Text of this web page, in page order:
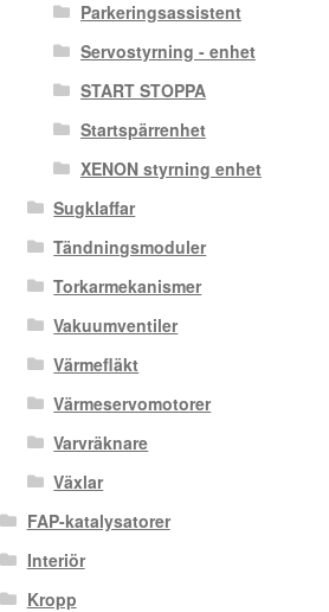
Parkeringsassistent
Servostyrning - enhet
START STOPPA
Startspärrenhet
XENON styrning enhet
Sugklaffar
Tändningsmoduler
Torkarmekanismer
Vakuumventiler
Värmefläkt
Värmeservomotorer
Varvräknare
Växlar
FAP-katalysatorer
Interiör
Kropp